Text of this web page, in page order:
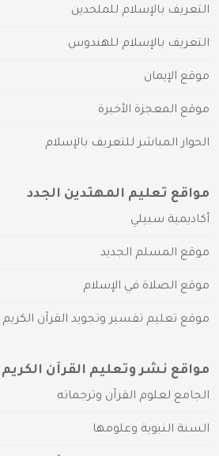
التعريف بالإسلام للملحدين
التعريف بالإسلام للهندوس
موقع الإيمان
موقع المعجزة الأخيرة
الحوار المباشر للتعريف بالإسلام
مواقع تعليم المهتدين الجدد
أكاديمية سبيلي
موقع المسلم الجديد
موقع الصلاة في الإسلام
موقع تعليم تفسير وتجويد القرآن الكريم
مواقع نشر وتعليم القرآن الكريم
الجامع لعلوم القرآن وترجماته
السنة النبوية وعلومها